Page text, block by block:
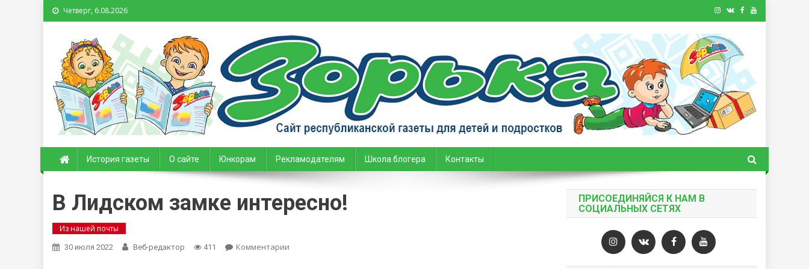
Четверг, 6.08.2026
Зорька. Газета для детей и подростков
История газеты О сайте Юнкорам Рекламодателям Школа блогера Контакты
В Лидском замке интересно!
Из нашей почты
30 июля 2022 Веб-редактор 411 Комментарии
ПРИСОЕДИНЯЙСЯ К НАМ В
СОЦИАЛЬНЫХ СЕТЯХ